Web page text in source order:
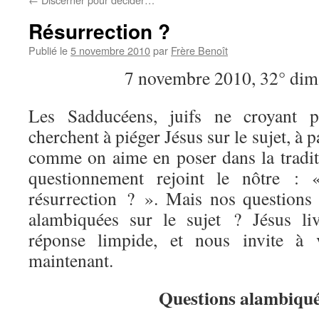
Résurrection ?
Publié le5 novembre 2010par Frère Benoît
7 novembre 2010, 32°
Les Sadducéens, juifs ne croyant
cherchent à piéger Jésus sur le sujet, à
comme on aime en poser dans la
questionnement rejoint le nôtre :
résurrection ? ». Mais nos
alambiquées sur le sujet ? Jésus
réponse limpide, et nous invite à
maintenant.
Questions